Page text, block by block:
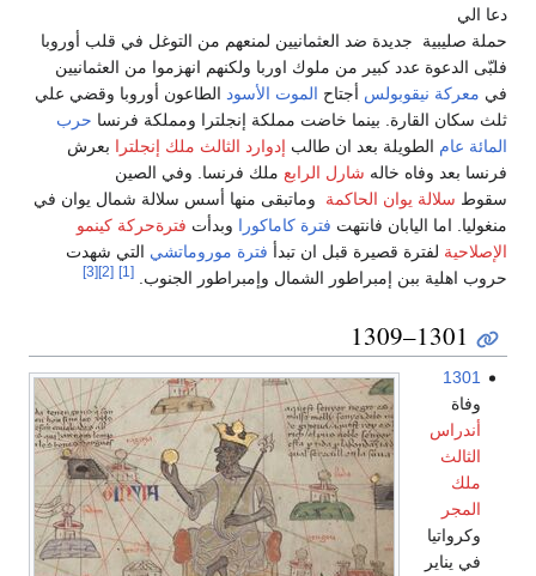
دعا الي
حملة صليبية جديدة ضد العثمانيين لمنعهم من التوغل في قلب أوروبا
فلبّى الدعوة عدد كبير من ملوك اوربا ولكنهم انهزموا من العثمانيين
في معركة نيقوبولس أجتاح الموت الأسود الطاعون أوروبا وقضي علي
ثلث سكان القارة. بينما خاضت مملكة إنجلترا ومملكة فرنسا حرب
المائة عام الطويلة بعد ان طالب إدوارد الثالث ملك إنجلترا بعرش
فرنسا بعد وفاه خاله شارل الرابع ملك فرنسا. وفي الصين
سقوط سلالة يوان الحاكمة وماتبقى منها أسس سلالة شمال يوان في
منغوليا. اما اليابان فانتهت فترة كاماكورا وبدأت فترةحركة كينمو
الإصلاحية لفترة قصيرة قبل ان تبدأ فترة موروماتشي التي شهدت
حروب اهلية ببن إمبراطور الشمال وإمبراطور الجنوب.
[1]
[2]
[3]
1301–1309
1301
وفاة
أندراس
الثالث
ملك
المجر
وكرواتيا
في يناير